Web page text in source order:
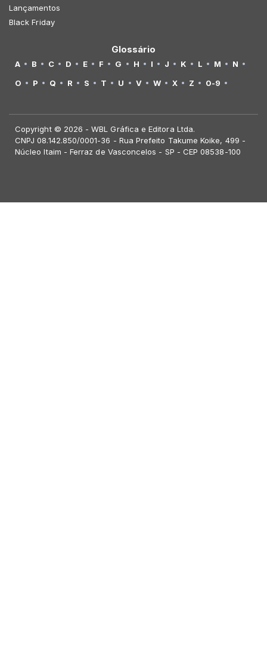
Lançamentos
Black Friday
Glossário
A B C D E F G H I J K L M
N
O
P Q R S T U V W X Z 0-9
Copyright © 2026 - WBL Gráfica e Editora Ltda.
CNPJ 08.142.850/0001-36 - Rua Prefeito Takume Koike, 499 -
Núcleo Itaim - Ferraz de Vasconcelos - SP - CEP 08538-100